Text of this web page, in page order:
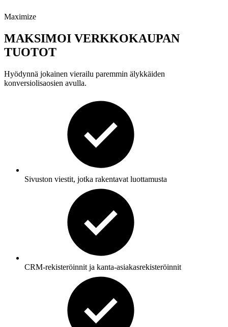
Maximize
MAKSIMOI VERKKOKAUPAN
TUOTOT
Hyödynnä jokainen vierailu paremmin älykkäiden
konversiolisaosien avulla.
Sivuston viestit, jotka rakentavat luottamusta
CRM-rekisteröinnit ja kanta-asiakasrekisteröinnit